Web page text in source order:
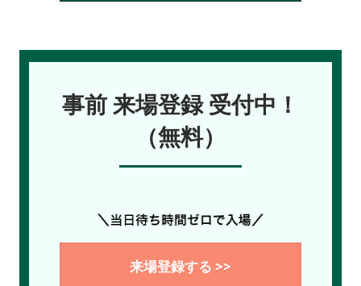
事前 来場登録 受付中！
（無料）
来場登録する >>